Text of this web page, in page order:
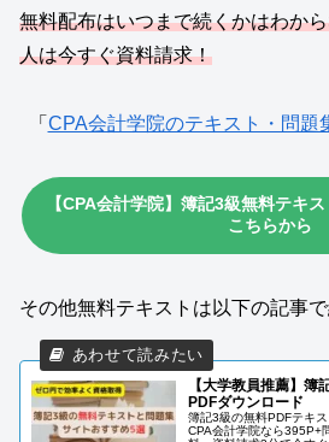
無料配布はいつまで続くかはわか
人は今すぐ資料請求！
「 CPA会計学院のテキスト・問題
【CPA会計学院】簿記3級無料テキ
こちらから
その他無料テキストは以下の記事で
【大学教員推薦】簿
PDFダウンロード
簿記3級の無料PDFテキ
CPA会計学院なら395P+